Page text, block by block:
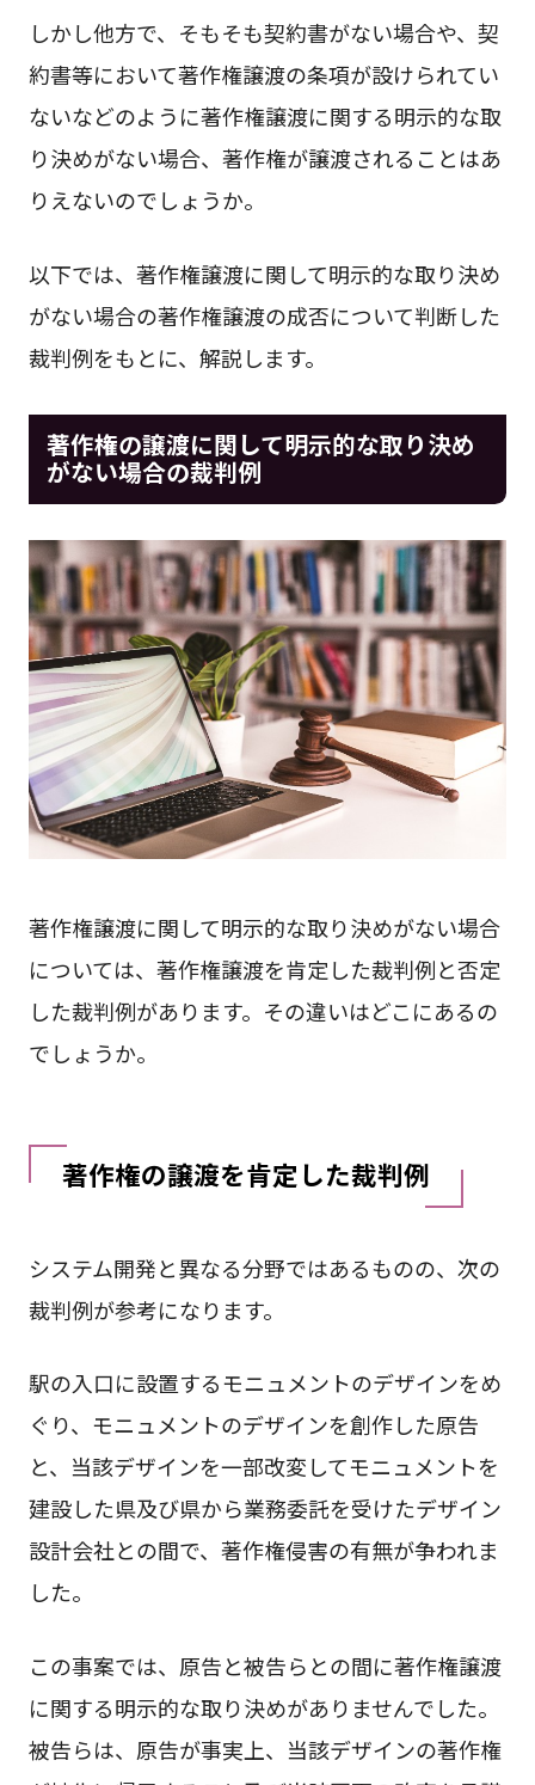
しかし他方で、そもそも契約書がない場合や、契
約書等において著作権譲渡の条項が設けられてい
ないなどのように著作権譲渡に関する明示的な取
り決めがない場合、著作権が譲渡されることはあ
りえないのでしょうか。
以下では、著作権譲渡に関して明示的な取り決め
がない場合の著作権譲渡の成否について判断した
裁判例をもとに、解説します。
著作権の譲渡に関して明示的な取り決め
がない場合の裁判例
著作権譲渡に関して明示的な取り決めがない場合
については、著作権譲渡を肯定した裁判例と否定
した裁判例があります。その違いはどこにあるの
でしょうか。
著作権の譲渡を肯定した裁判例
システム開発と異なる分野ではあるものの、次の
裁判例が参考になります。
駅の入口に設置するモニュメントのデザインをめ
ぐり、モニュメントのデザインを創作した原告
と、当該デザインを一部改変してモニュメントを
建設した県及び県から業務委託を受けたデザイン
設計会社との間で、著作権侵害の有無が争われま
した。
この事案では、原告と被告らとの間に著作権譲渡
に関する明示的な取り決めがありませんでした。
被告らは、原告が事実上、当該デザインの著作権